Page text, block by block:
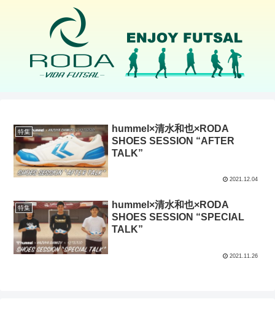
特集
hummel×清水和也×RODA
SHOES SESSION “AFTER
TALK”
2021.12.04
特集
hummel×清水和也×RODA
SHOES SESSION “SPECIAL
TALK”
2021.11.26